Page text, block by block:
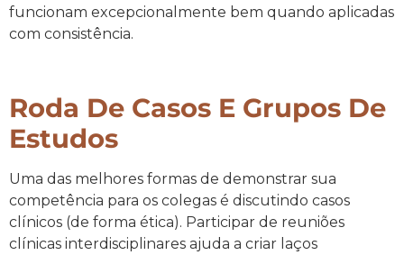
funcionam excepcionalmente bem quando aplicadas
com consistência.
Roda De Casos E Grupos De
Estudos
Uma das melhores formas de demonstrar sua
competência para os colegas é discutindo casos
clínicos (de forma ética). Participar de reuniões
clínicas interdisciplinares ajuda a criar laços